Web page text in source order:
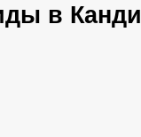
в Канди